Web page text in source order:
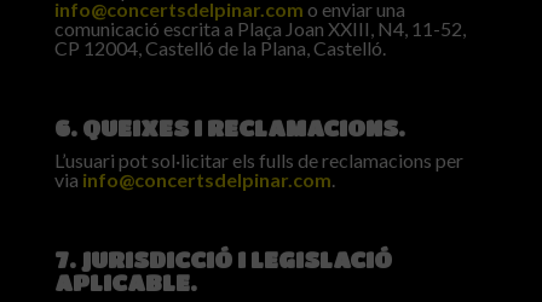
info@concertsdelpinar.com o enviar una
comunicació escrita a Plaça Joan XXIII, N4, 11-52,
CP 12004, Castelló de la Plana, Castelló.
6. QUEIXES I RECLAMACIONS.
L’usuari pot sol·licitar els fulls de reclamacions per
via info@concertsdelpinar.com.
7. JURISDICCIÓ I LEGISLACIÓ
APLICABLE.